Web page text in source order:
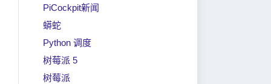
PiCockpit新闻
蟒蛇
Python 调度
树莓派 5
树莓派